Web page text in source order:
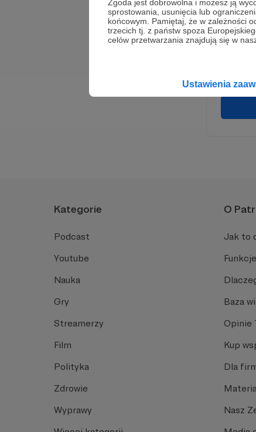
Zgoda jest dobrowolna i możesz ją
sprostowania, usunięcia lub
końcowym. Pamiętaj, że w zależności
trzecich tj. z państw spoza
celów przetwarzania znajdują się w
Ustawienia
*
Kategorie
Podcast
Youtube
Nauka
Gry
Streamerzy
Film
Polityka
Zdrowie
Wyprawy
O
Jak to
Baza
Opinie
Kup
Dla
Nasz